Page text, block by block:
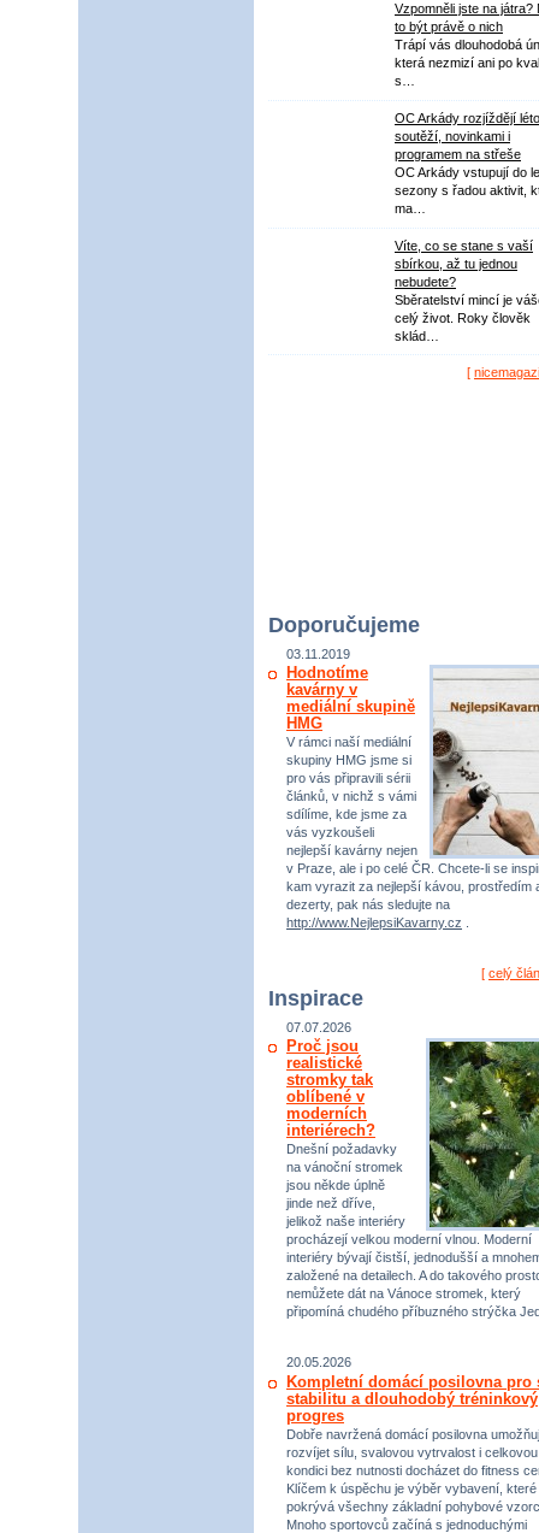
Vzpomněli jste na játra?
to být právě o nich
Trápí vás dlouhodobá
která nezmizí ani po
s…
OC Arkády rozjíždějí léto
soutěží, novinkami i
programem na střeše
OC Arkády vstupují do
sezony s řadou aktivit,
ma…
Víte, co se stane s vaší
sbírkou, až tu jednou
nebudete?
Sběratelství mincí je
celý život. Roky člověk
sklád…
[
Doporučujeme
03.11.2019
Hodnotíme
kavárny v
mediální skupině
HMG
V rámci naší mediální
skupiny HMG jsme si
pro vás připravili sérii
článků, v nichž s vámi
sdílíme, kde jsme za
vás vyzkoušeli
nejlepší kavárny nejen
v Praze, ale i po celé ČR. Chcete-li se
kam vyrazit za nejlepší kávou, prostředím
dezerty, pak nás sledujte na
http://www.NejlepsiKavarny.cz
[ celý
Inspirace
07.07.2026
Proč jsou
realistické
stromky tak
oblíbené v
moderních
interiérech?
Dnešní požadavky
na vánoční stromek
jsou někde úplně
jinde než dříve,
jelikož naše interiéry
procházejí velkou moderní vlnou. Moderní
interiéry bývají čistší, jednodušší a
založené na detailech. A do takového
nemůžete dát na Vánoce stromek, který
připomíná chudého příbuzného strýčka
20.05.2026
Kompletní domácí posilovna pro
stabilitu a dlouhodobý tréninkový
progres
Dobře navržená domácí posilovna
rozvíjet sílu, svalovou vytrvalost i celkovou
kondici bez nutnosti docházet do fitness
Klíčem k úspěchu je výběr vybavení, které
pokrývá všechny základní pohybové
Mnoho sportovců začíná s jednoduchými